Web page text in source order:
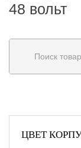
48 вольт
Поиск
ЦВЕТ